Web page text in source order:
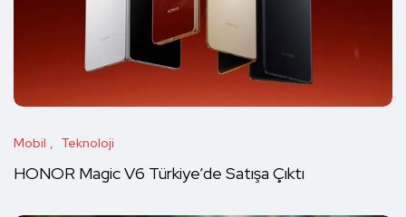
Mobil Teknoloji
HONOR Magic V6 Türkiye’de Satışa Çıktı